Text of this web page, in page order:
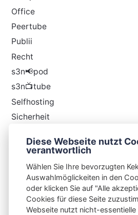
Office
Peertube
Publii
Recht
s3n📢pod
s3n📺tube
Selfhosting
Sicherheit
Thunderbird
Diese Webseite nutzt
verantwortlich
Wählen Sie Ihre bevorzugten
Auswahlmöglickeiten in den
oder klicken Sie auf "Alle
Cookies für diese Seite
Webseite nutzt nicht-